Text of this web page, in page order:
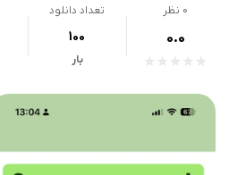
0 نظر
0.0
تعداد دانلود
100
بار